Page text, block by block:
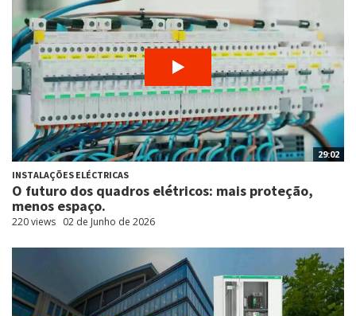
29:02
INSTALAÇÕES ELÉCTRICAS
O futuro dos quadros elétricos: mais proteção,
menos espaço.
220 views 02 de Junho de 2026